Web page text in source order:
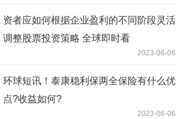
资者应如何根据企业盈利的不同阶段灵活
调整股票投资策略 全球即时看
2023-06-06
环球短讯！泰康稳利保两全保险有什么优
点?收益如何?
2023-06-06